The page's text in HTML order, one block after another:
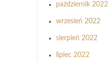
październik 2022
wrzesień 2022
sierpień 2022
lipiec 2022